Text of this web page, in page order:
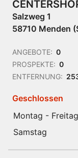
Salzweg 1
58710 Menden
ANGEBOTE: 0
PROSPEKTE: 0
ENTFERNUNG:
Geschlossen
Montag - Freitag
Samstag